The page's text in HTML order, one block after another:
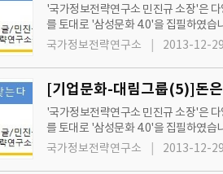
'국가정보전략연구소 민진규 소장'은
를 토대로 '삼성문화 4.0'을 집필하였습니다. 또한, '국가정보전략연구소'와 '그린경제'는 2012년 7월 11일 수요일자 신문부
단과 제언'을 통해 지속성장과 발전을
국가정보전략연구소 2013-12-
[기업문화-대림그룹(5)]돈
'국가정보전략연구소 민진규 소장'은
를 토대로 '삼성문화 4.0'을 집필하였습니다. 또한, '국가정보전략연구소'와 '그린경제'는 2012년 7월 11일 수요일자 신문부
단과 제언'을 통해 지속성장과 발전을
국가정보전략연구소 2013-12-